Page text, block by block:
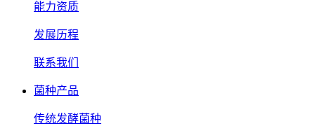
能力资质
发展历程
联系我们
菌种产品
传统发酵菌种